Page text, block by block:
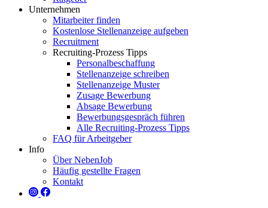
Unternehmen
Mitarbeiter finden
Kostenlose Stellenanzeige aufgeben
Recruitment
Recruiting-Prozess Tipps
Personalbeschaffung
Stellenanzeige schreiben
Stellenanzeige Muster
Zusage Bewerbung
Absage Bewerbung
Bewerbungsgespräch führen
Alle Recruiting-Prozess Tipps
FAQ für Arbeitgeber
Info
Über NebenJob
Häufig gestellte Fragen
Kontakt